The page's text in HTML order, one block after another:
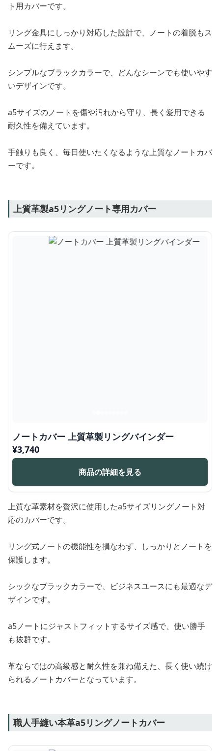
ト用カバーです。
リング金具にしっかり対応した設計で、ノートの着脱もス
ムーズに行えます。
シンプルなブラックカラーで、どんなシーンでも使いやす
いデザインです。
a5サイズのノートを傷や汚れから守り、長く愛用できる
耐久性を備えています。
手触りも良く、毎日使いたくなるような上質なノートカバ
ーです。
上質革製a5リングノート専用カバー
ノートカバー 上質革製リングバインダー
¥3,740
商品の詳細を見る
上質な革素材を贅沢に使用したa5サイズリングノート対
応のカバーです。
リング式ノートの機能性を損なわず、しっかりとノートを
保護します。
シックなブラックカラーで、ビジネスユースにも最適なデ
ザインです。
a5ノートにジャストフィットするサイズ感で、使い勝手
も抜群です。
革ならではの高級感と耐久性を兼ね備えた、長く使い続け
られるノートカバーとなっています。
職人手縫い本革a5リングノートカバー